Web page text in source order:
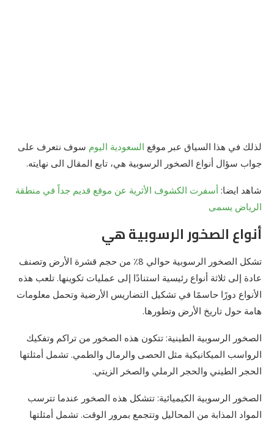
لذلك في هذا السياق عبر موقع السعودية اليوم سوف نتعرف على
جواب سؤال أنواع الصخور الرسوبية هي، تابع المقال الى نهايته.
شاهد ايضا: أسفرت الكشوف الأثرية عن موقع قديم جداً في منطقة
الرياض يسمى
أنواع الصخور الرسوبية هي
تشكل الصخور الرسوبية حوالي 8٪ من حجم قشرة الأرض وتصنف
عادة إلى ثلاثة أنواع رئيسية استنادًا إلى عمليات تكوينها. تلعب هذه
الأنواع دورًا حاسمًا في تشكيل التضاريس الأرضية وتحمل معلومات
هامة حول تاريخ الأرض وتطورها.
الصخور الرسوبية الطينية: تتكون هذه الصخور من تراكم وتفكيك
الرواسب الميكانيكية مثل الحصى والرمال والطمي. تشمل أمثلتها
الحجر الطيني والحجر الرملي والصخر الزيتي.
الصخور الرسوبية الكيميائية: تتشكل هذه الصخور عندما تترسب
المواد المذابة من المحاليل وتتجمع بمرور الوقت. تشمل أمثلتها